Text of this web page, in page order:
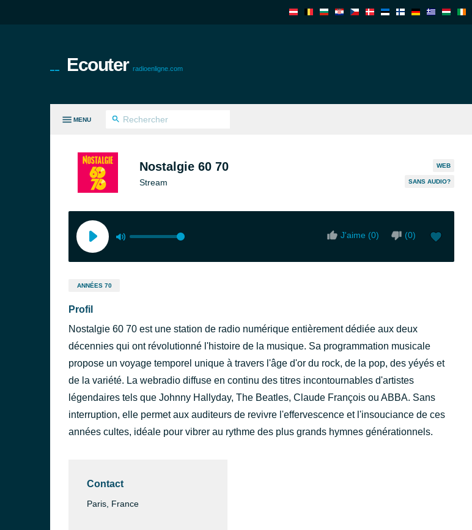
Ecouter radioenligne.com
MENU
Nostalgie 60 70
Stream
WEB
SANS AUDIO?
J'aime (0) (0)
ANNÉES 70
Profil
Nostalgie 60 70 est une station de radio numérique entièrement dédiée aux deux
décennies qui ont révolutionné l'histoire de la musique. Sa programmation musicale
propose un voyage temporel unique à travers l'âge d'or du rock, de la pop, des yéyés et
de la variété. La webradio diffuse en continu des titres incontournables d'artistes
légendaires tels que Johnny Hallyday, The Beatles, Claude François ou ABBA. Sans
interruption, elle permet aux auditeurs de revivre l'effervescence et l'insouciance de ces
années cultes, idéale pour vibrer au rythme des plus grands hymnes générationnels.
Contact
Paris, France